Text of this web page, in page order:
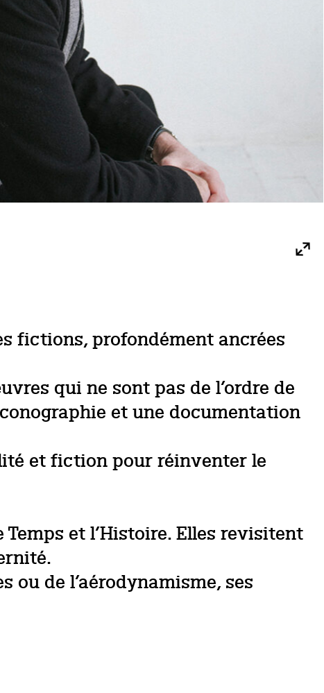
fictions, profondément ancrées
qui ne sont pas de l’ordre de
et une documentation
et fiction pour réinventer le
et l’Histoire. Elles revisitent
ou de l’aérodynamisme, ses